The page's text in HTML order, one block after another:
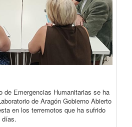
Emergencias Humanitarias se ha
de Aragón Gobierno Abierto
en los terremotos que ha sufrido
días.